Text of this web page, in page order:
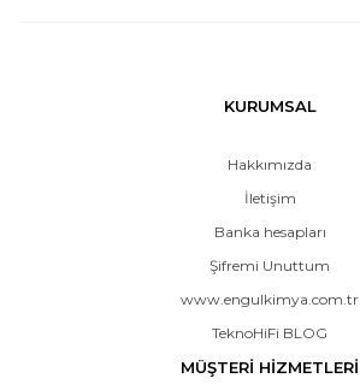
KURUMSAL
Hakkımızda
İletişim
Banka hesapları
Şifremi Unuttum
www.engulkimya.com.tr
TeknoHiFi BLOG
MÜŞTERİ HİZMETLERİ